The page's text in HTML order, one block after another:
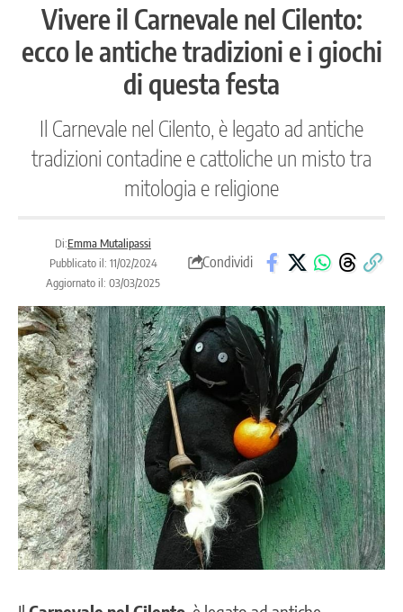
Vivere il Carnevale nel Cilento:
ecco le antiche tradizioni e i giochi
di questa festa
Il Carnevale nel Cilento, è legato ad antiche
tradizioni contadine e cattoliche un misto tra
mitologia e religione
Di:Emma Mutalipassi
Pubblicato il: 11/02/2024
Aggiornato il: 03/03/2025
Condividi